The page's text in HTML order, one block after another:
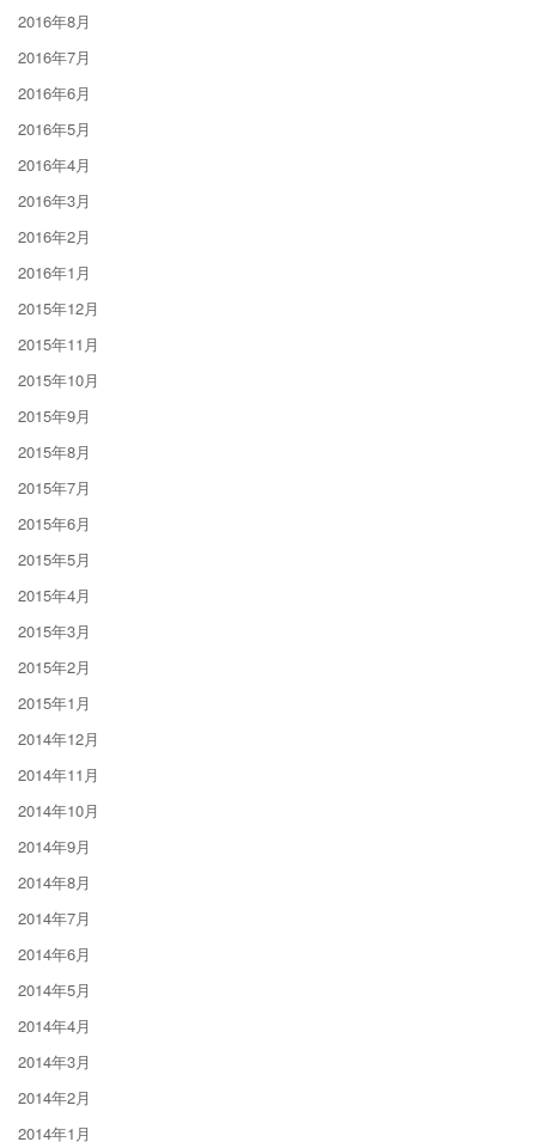
2016年8月
2016年7月
2016年6月
2016年5月
2016年4月
2016年3月
2016年2月
2016年1月
2015年12月
2015年11月
2015年10月
2015年9月
2015年8月
2015年7月
2015年6月
2015年5月
2015年4月
2015年3月
2015年2月
2015年1月
2014年12月
2014年11月
2014年10月
2014年9月
2014年8月
2014年7月
2014年6月
2014年5月
2014年4月
2014年3月
2014年2月
2014年1月